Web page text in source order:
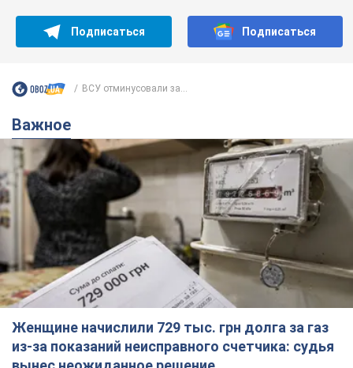
Подписаться Подписаться
ВСУ отминусовали за...
Важное
Женщине начислили 729 тыс. грн долга за газ
из-за показаний неисправного счетчика: судья